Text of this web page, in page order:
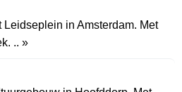
Leidseplein in Amsterdam. Met
.. »